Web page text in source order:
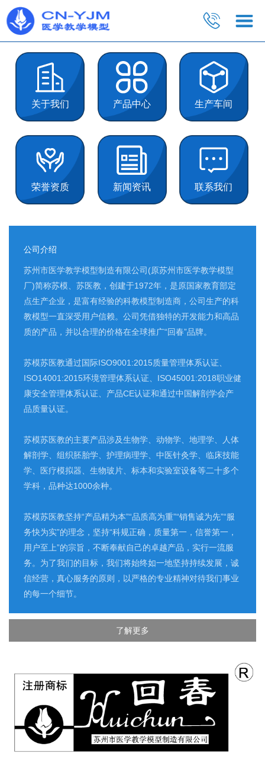
关于我们 产品中心 生产车间
荣誉资质 新闻资讯 联系我们
公司介绍
苏州市医学教学模型制造有限公司(原苏州市医学教学模型
厂)简称苏模、苏医教，创建于1972年，是原国家教育部定
点生产企业，是富有经验的科教模型制造商，公司生产的科
教模型一直深受用户信赖。公司凭借独特的开发能力和高品
质的产品，并以合理的价格在全球推广“回春”品牌。
苏模苏医教通过国际ISO9001:2015质量管理体系认证、
ISO14001:2015环境管理体系认证、ISO45001:2018职业健
康安全管理体系认证、产品CE认证和通过中国解剖学会产
品质量认证。
苏模苏医教的主要产品涉及生物学、动物学、地理学、人体
解剖学、组织胚胎学、护理病理学、中医针灸学、临床技能
学、医疗模拟器、生物玻片、标本和实验室设备等二十多个
学科，品种达1000余种。
苏模苏医教坚持“产品精为本”“品质高为重”“销售诚为先”“服
务快为实”的理念，坚持“科规正确，质量第一，信誉第一，
用户至上”的宗旨，不断奉献自己的卓越产品，实行一流服
务。为了我们的目标，我们将始终如一地坚持持续发展，诚
信经营，真心服务的原则，以严格的专业精神对待我们事业
的每一个细节。
了解更多